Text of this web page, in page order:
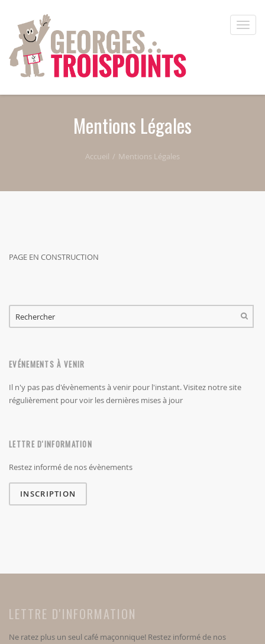
Toggle
Mentions Légales
Accueil Mentions Légales
PAGE EN CONSTRUCTION
FORMULAIRE DE RECHERCHE
EVÉNEMENTS À VENIR
Il n'y pas pas d'évènements à venir pour l'instant. Visitez notre site
régulièrement pour voir les dernières mises à jour
LETTRE D'INFORMATION
Restez informé de nos évènements
INSCRIPTION
LETTRE D'INFORMATION
Ne ratez plus un seul café maçonnique! Restez informé de nos